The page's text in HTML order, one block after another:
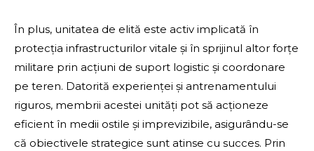
În plus, unitatea de elită este activ implicată în
protecția infrastructurilor vitale și în sprijinul altor forțe
militare prin acțiuni de suport logistic și coordonare
pe teren. Datorită experienței și antrenamentului
riguros, membrii acestei unități pot să acționeze
eficient în medii ostile și imprevizibile, asigurându-se
că obiectivele strategice sunt atinse cu succes. Prin